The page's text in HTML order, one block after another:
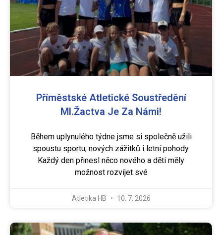
Příměstské Atletické Soustředění
Ml.žactva Je Za Námi!
Během uplynulého týdne jsme si společně užili
spoustu sportu, nových zážitků i letní pohody.
Každý den přinesl něco nového a děti měly
možnost rozvíjet své
Atletika HB 10. 7. 2026